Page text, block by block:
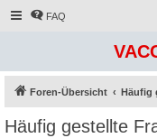
FAQ
Foren-Übersicht Häufig
Häufig gestellte